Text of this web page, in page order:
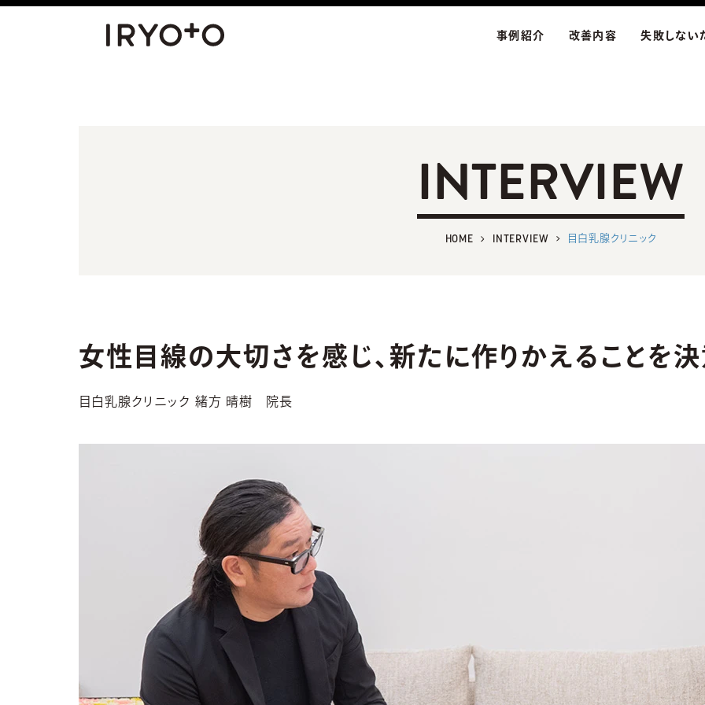
事例紹介 改善内容 失敗しない
INTERVIEW
HOME INTERVIEW 目白乳腺クリニック
女性目線の大切さを感じ、新たに作りかえることを
目白乳腺クリニック 緒方 晴樹 院長